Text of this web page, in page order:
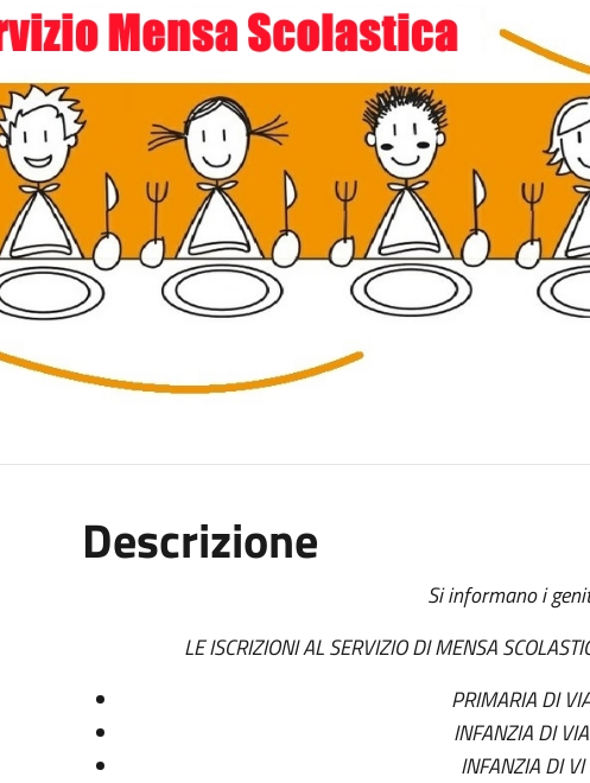
Descrizione
Si informano i
LE ISCRIZIONI AL SERVIZIO DI MENSA
PRIMARIA DI
INFANZIA DI
INFANZIA DI